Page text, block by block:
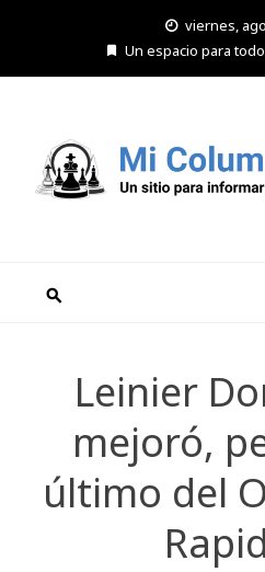
viernes,
Un espacio para
Leinier
mejoró,
último del